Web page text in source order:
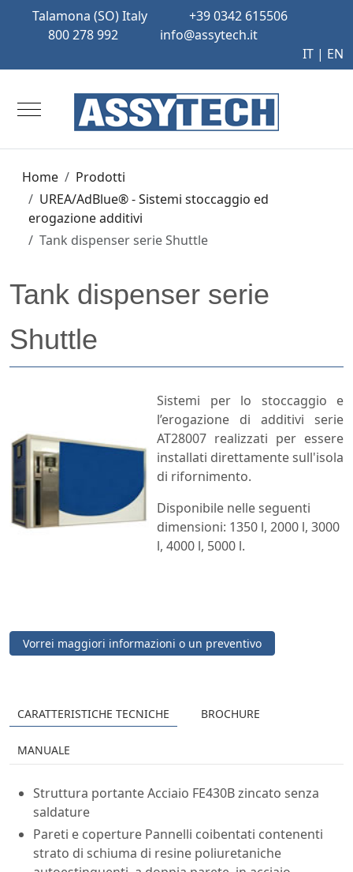
Talamona (SO) Italy
+39 0342 615506
800 278 992
info@assytech.it
IT | EN
Mobile Menu Toggle
Home
Prodotti
UREA/AdBlue® - Sistemi stoccaggio ed
erogazione additivi
Tank dispenser serie Shuttle
Tank dispenser serie
Shuttle
Sistemi per lo stoccaggio e
l’erogazione di additivi serie
AT28007 realizzati per essere
installati direttamente sull'isola
di rifornimento.
Disponibile nelle seguenti
dimensioni: 1350 l, 2000 l, 3000
l, 4000 l, 5000 l.
Vorrei maggiori informazioni o un preventivo
CARATTERISTICHE TECNICHE BROCHURE
MANUALE
Struttura portante Acciaio FE430B zincato senza
saldature
Pareti e coperture Pannelli coibentati contenenti
strato di schiuma di resine poliuretaniche